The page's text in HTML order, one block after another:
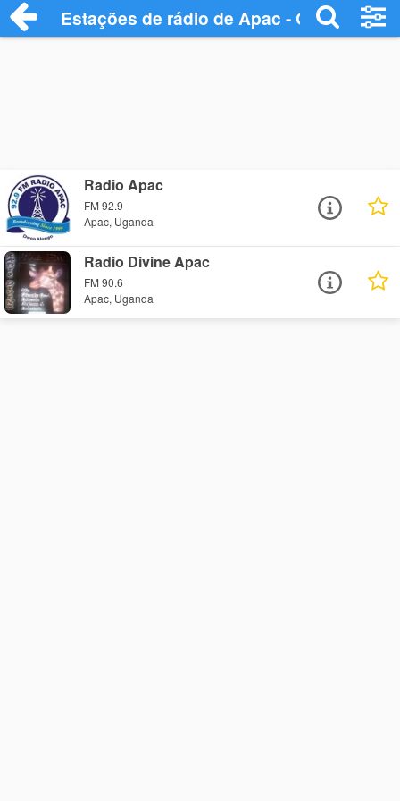
Estações de rádio de Apac - Ouça Online
Radio Apac
FM 92.9
Apac, Uganda
Radio Divine Apac
FM 90.6
Apac, Uganda